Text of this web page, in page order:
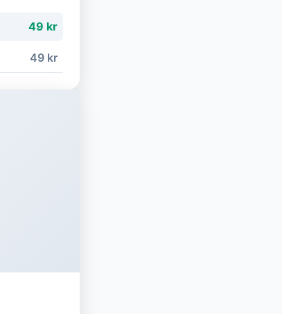
49 kr
49 kr